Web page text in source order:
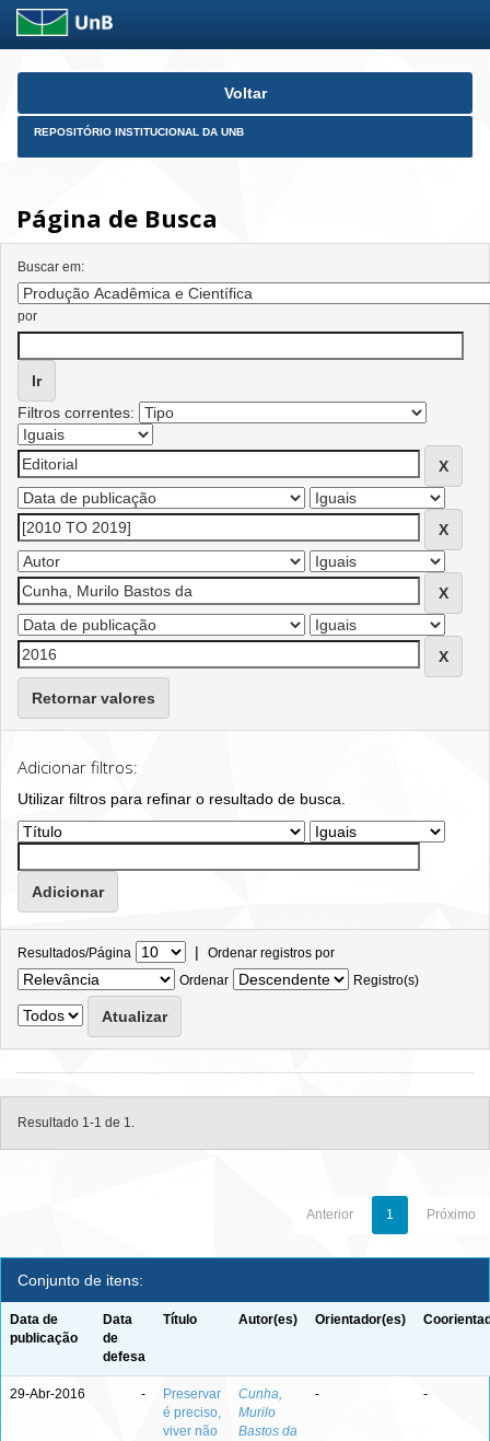
Skip
Voltar
REPOSITÓRIO INSTITUCIONAL DA UNB
Página de Busca
Buscar em:
por
Filtros correntes:
Retornar valores
Adicionar filtros:
Utilizar filtros para refinar o resultado de busca.
Resultados/Página | Ordenar registros por
Ordenar
Registro(s)
Resultado 1-1 de 1.
Anterior 1 Próximo
Conjunto de itens:
Data de
publicação
Data
de
defesa
Título Autor(es) Orientador(es)
29-Abr-2016 -
Preservar
é preciso,
viver não
Cunha,
Murilo
Bastos da
- -